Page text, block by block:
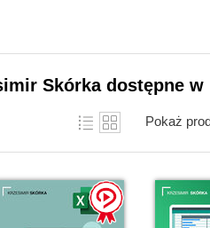
Skórka dostępne
Pokaż